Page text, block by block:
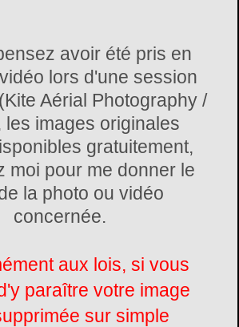
avoir été pris en
lors d'une session
Aérial Photography /
les images originales
gratuitement,
moi pour me donner le
la photo ou vidéo
concernée.
aux lois, si vous
paraître votre image
sur simple